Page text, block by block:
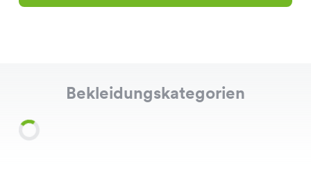
Bekleidungskategorien